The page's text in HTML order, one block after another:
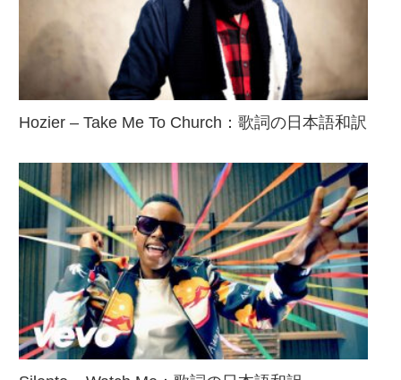
Hozier – Take Me To Church：歌詞の日本語和訳